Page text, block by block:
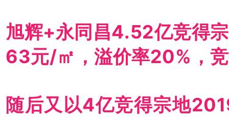
旭辉+永同昌4.52亿竞得
63元/㎡，溢价率20%，
随后又以4亿竞得宗地